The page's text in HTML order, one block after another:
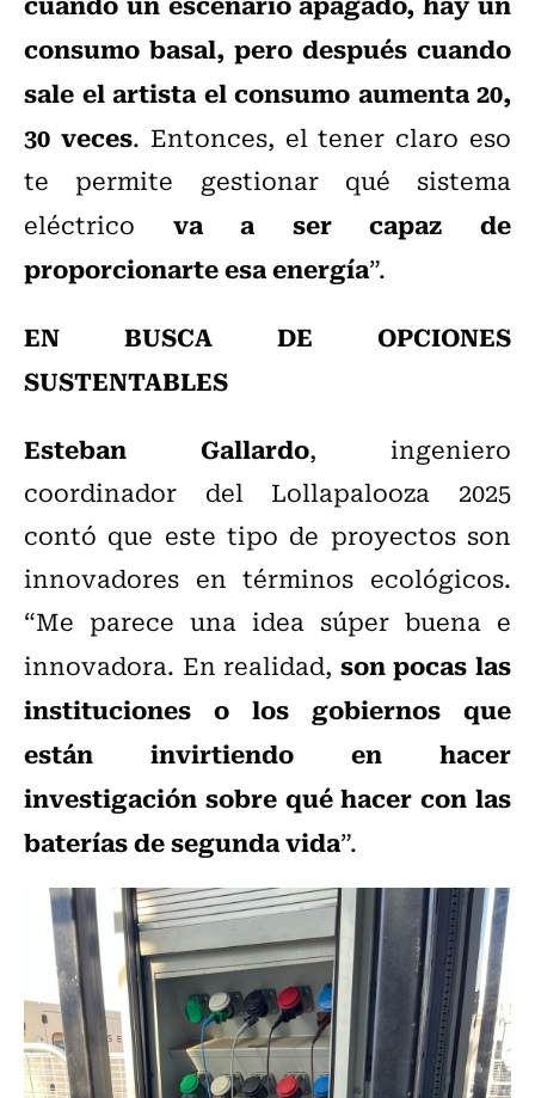
consumo basal, pero después cuando
sale el artista el consumo aumenta 20,
30 veces. Entonces, el tener claro eso
te permite gestionar qué sistema
eléctrico va a ser capaz de
proporcionarte esa energía”.
EN BUSCA DE OPCIONES
SUSTENTABLES
Esteban Gallardo, ingeniero
coordinador del Lollapalooza 2025
contó que este tipo de proyectos son
innovadores en términos ecológicos.
“Me parece una idea súper buena e
innovadora. En realidad, son pocas las
instituciones o los gobiernos que
están invirtiendo en hacer
investigación sobre qué hacer con las
baterías de segunda vida”.